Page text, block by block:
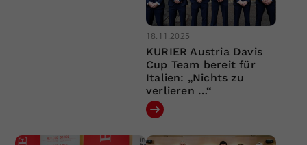
18.11.2025
KURIER Austria Davis
Cup Team bereit für
Italien: „Nichts zu
verlieren …“